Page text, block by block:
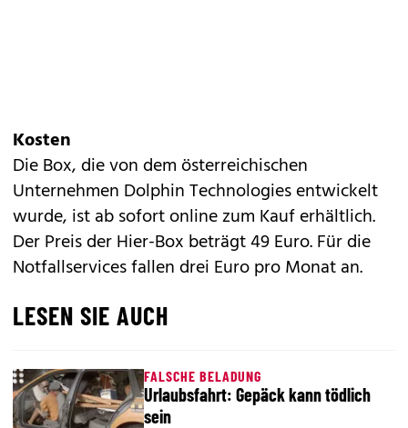
Kosten
Die Box, die von dem österreichischen
Unternehmen Dolphin Technologies entwickelt
wurde, ist ab sofort online zum Kauf erhältlich.
Der Preis der Hier-Box beträgt 49 Euro. Für die
Notfallservices fallen drei Euro pro Monat an.
LESEN SIE AUCH
FALSCHE BELADUNG
Urlaubsfahrt: Gepäck kann tödlich
sein